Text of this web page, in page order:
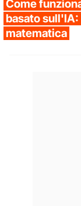
Come
basato
matematica